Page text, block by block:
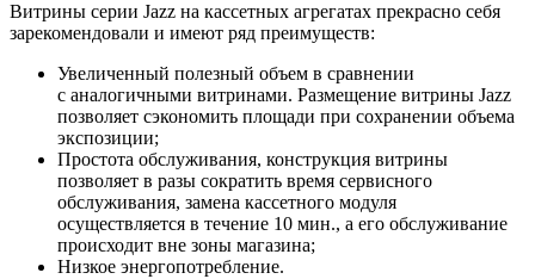
Витрины серии Jazz на кассетных агрегатах прекрасно себя
зарекомендовали и имеют ряд преимуществ:
Увеличенный полезный объем в сравнении
с аналогичными витринами. Размещение витрины Jazz
позволяет сэкономить площади при сохранении объема
экспозиции;
Простота обслуживания, конструкция витрины
позволяет в разы сократить время сервисного
обслуживания, замена кассетного модуля
осуществляется в течение 10 мин., а его обслуживание
происходит вне зоны магазина;
Низкое энергопотребление.